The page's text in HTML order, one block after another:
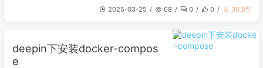
人部署一个oracle数据库。 为了方
上面了，看了看docker hub，oracle
的镜像全部是6年前的，我这边直接选
2025-03-25 68 0 0 30.8℃
deepin下安装docker-compos
e